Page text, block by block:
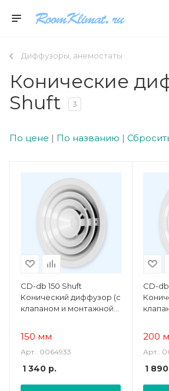
Диффузоры, анемостаты
Конические
Shuft
3
По цене | По названию |
CD-db 150 Shuft
Конический диффузор (с
клапаном и монтажной
150 мм
Арт.: 0064933
1 340 р.
CD-
200
Арт.:
1 890